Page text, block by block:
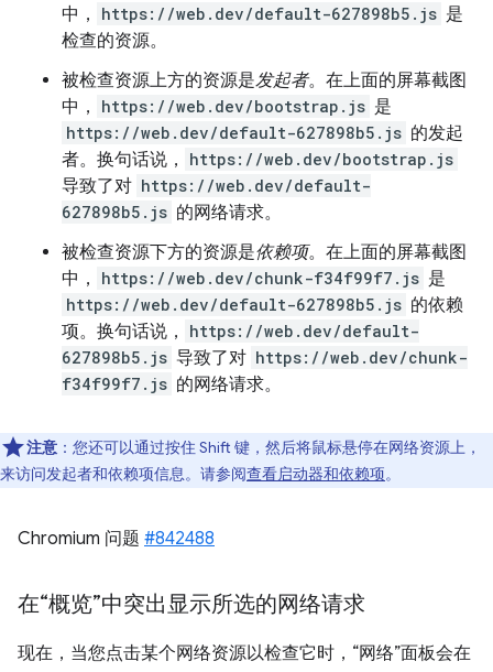
中，
https://web.dev/default-627898b5.js 是
检查的资源。
被检查资源上方的资源是发起者。在上面的屏幕截图
中，
https://web.dev/bootstrap.js 是
https://web.dev/default-627898b5.js 的发起
者。换句话说，
https://web.dev/bootstrap.js
导致了对 https://web.dev/default-
627898b5.js 的网络请求。
被检查资源下方的资源是依赖项。在上面的屏幕截图
中，
https://web.dev/chunk-f34f99f7.js 是
https://web.dev/default-627898b5.js 的依赖
项。换句话说，
https://web.dev/default-
627898b5.js 导致了对 https://web.dev/chunk-
f34f99f7.js 的网络请求。
注意 ：您还可以通过按住 Shift 键，然后将鼠标悬停在网络资源上，
来访问发起者和依赖项信息。请参阅查看启动器和依赖项。
Chromium 问题 #842488
在“概览”中突出显示所选的网络请求
现在，当您点击某个网络资源以检查它时，“网络”面板会在